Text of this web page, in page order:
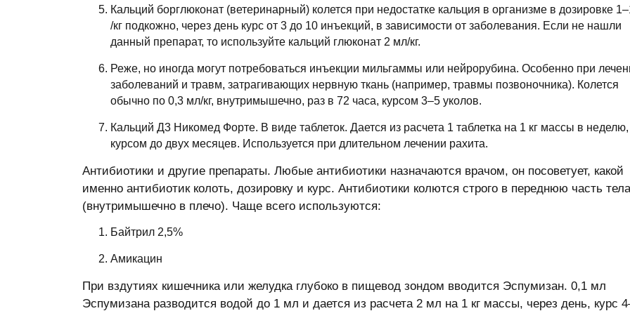
Кальций борглюконат (ветеринарный) колется при недостатке кальция в организме в дозировке
/кг подкожно, через день курс от 3 до 10 инъекций, в зависимости от заболевания. Если не нашли
данный препарат, то используйте кальций глюконат 2 мл/кг.
Реже, но иногда могут потребоваться инъекции мильгаммы или нейрорубина. Особенно при
заболеваний и травм, затрагивающих нервную ткань (например, травмы позвоночника). Колется
обычно по 0,3 мл/кг, внутримышечно, раз в 72 часа, курсом 3–5 уколов.
Кальций Д3 Никомед Форте. В виде таблеток. Дается из расчета 1 таблетка на 1 кг массы в неделю,
курсом до двух месяцев. Используется при длительном лечении рахита.
Антибиотики и другие препараты. Любые антибиотики назначаются врачом, он посоветует, какой
именно антибиотик колоть, дозировку и курс. Антибиотики колются строго в переднюю часть тела
(внутримышечно в плечо). Чаще всего используются:
Байтрил 2,5%
Амикацин
При вздутиях кишечника или желудка глубоко в пищевод зондом вводится Эспумизан. 0,1 мл
Эспумизана разводится водой до 1 мл и дается из расчета 2 мл на 1 кг массы, через день, курс